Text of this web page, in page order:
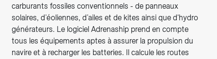
carburants fossiles conventionnels - de panneaux
solaires, d’éoliennes, d’ailes et de kites ainsi que d'hydro
générateurs. Le logiciel Adrenaship prend en compte
tous les équipements aptes à assurer la propulsion du
navire et à recharger les batteries. Il calcule les routes